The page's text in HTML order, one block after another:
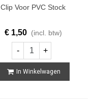
Clip Voor PVC Stock
€ 1,50 (incl. btw)
- +
In Winkelwagen